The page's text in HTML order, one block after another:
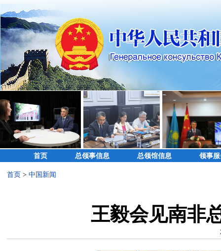
首页 总领事信息 总领馆信息 领事
首页 > 中国新闻
王毅会见南非